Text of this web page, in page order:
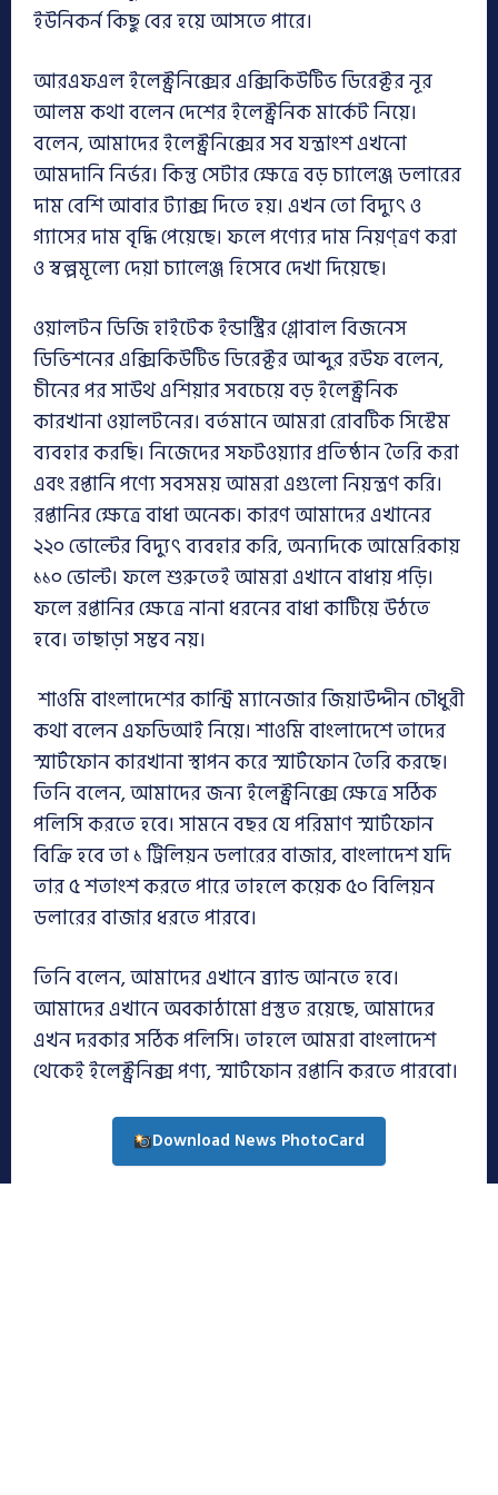
ইউনিকর্ন কিছু বের হয়ে আসতে পারে।
আরএফএল ইলেক্ট্রনিক্সের এক্সিকিউটিভ ডিরেক্টর নূর
আলম কথা বলেন দেশের ইলেক্ট্রনিক মার্কেট নিয়ে।
বলেন, আমাদের ইলেক্ট্রনিক্সের সব যন্ত্রাংশ এখনো
আমদানি নির্ভর। কিন্তু সেটার ক্ষেত্রে বড় চ্যালেঞ্জ ডলারের
দাম বেশি আবার ট্যাক্স দিতে হয়। এখন তো বিদ্যুৎ ও
গ্যাসের দাম বৃদ্ধি পেয়েছে। ফলে পণ্যের দাম নিয়ণ্ত্রণ করা
ও স্বল্পমূল্যে দেয়া চ্যালেঞ্জ হিসেবে দেখা দিয়েছে।
ওয়ালটন ডিজি হাইটেক ইন্ডাস্ট্রির গ্লোবাল বিজনেস
ডিভিশনের এক্সিকিউটিভ ডিরেক্টর আব্দুর রউফ বলেন,
চীনের পর সাউথ এশিয়ার সবচেয়ে বড় ইলেক্ট্রনিক
কারখানা ওয়ালটনের। বর্তমানে আমরা রোবটিক সিস্টেম
ব্যবহার করছি। নিজেদের সফটওয়্যার প্রতিষ্ঠান তৈরি করা
এবং রপ্তানি পণ্যে সবসময় আমরা এগুলো নিয়ন্ত্রণ করি।
রপ্তানির ক্ষেত্রে বাধা অনেক। কারণ আমাদের এখানের
২২০ ভোল্টের বিদ্যুৎ ব্যবহার করি, অন্যদিকে আমেরিকায়
১১০ ভোল্ট। ফলে শুরুতেই আমরা এখানে বাধায় পড়ি।
ফলে রপ্তানির ক্ষেত্রে নানা ধরনের বাধা কাটিয়ে উঠতে
হবে। তাছাড়া সম্ভব নয়।
শাওমি বাংলাদেশের কান্ট্রি ম্যানেজার জিয়াউদ্দীন চৌধুরী
কথা বলেন এফডিআই নিয়ে। শাওমি বাংলাদেশে তাদের
স্মার্টফোন কারখানা স্থাপন করে স্মার্টফোন তৈরি করছে।
তিনি বলেন, আমাদের জন্য ইলেক্ট্রনিক্সে ক্ষেত্রে সঠিক
পলিসি করতে হবে। সামনে বছর যে পরিমাণ স্মার্টফোন
বিক্রি হবে তা ১ ট্রিলিয়ন ডলারের বাজার, বাংলাদেশ যদি
তার ৫ শতাংশ করতে পারে তাহলে কয়েক ৫০ বিলিয়ন
ডলারের বাজার ধরতে পারবে।
তিনি বলেন, আমাদের এখানে ব্র্যান্ড আনতে হবে।
আমাদের এখানে অবকাঠামো প্রস্তুত রয়েছে, আমাদের
এখন দরকার সঠিক পলিসি। তাহলে আমরা বাংলাদেশ
থেকেই ইলেক্ট্রনিক্স পণ্য, স্মার্টফোন রপ্তানি করতে পারবো।
Download News PhotoCard